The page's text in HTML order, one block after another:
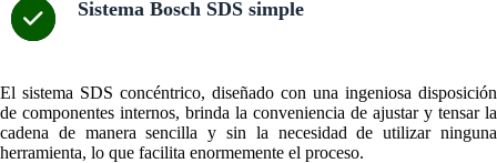
Sistema Bosch SDS simple
El sistema SDS concéntrico, diseñado con una ingeniosa disposición
de componentes internos, brinda la conveniencia de ajustar y tensar la
cadena de manera sencilla y sin la necesidad de utilizar ninguna
herramienta, lo que facilita enormemente el proceso.